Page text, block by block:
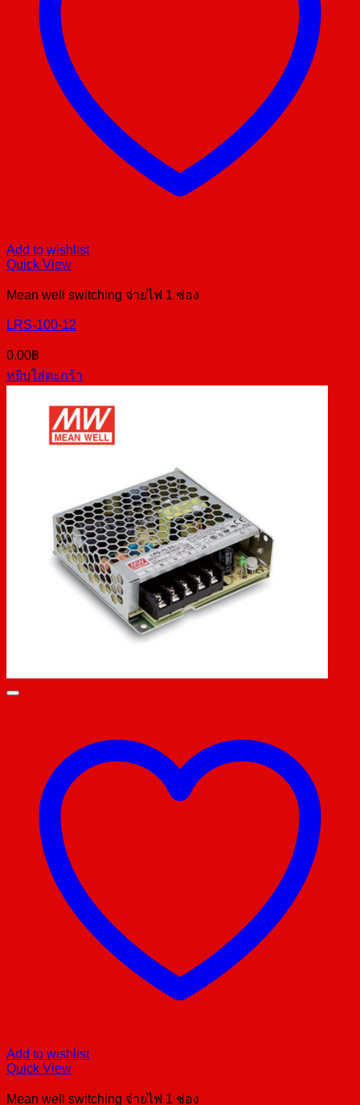
Add to wishlist
Quick View
Mean well switching จ่ายไฟ 1 ช่อง
LRS-100-12
0.00฿
หยิบใส่ตะกร้า
Add to wishlist
Quick View
Mean well switching จ่ายไฟ 1 ช่อง